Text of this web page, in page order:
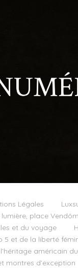
Légales
place
et du voyage
5 et de la liberté
américain
montres d’exception